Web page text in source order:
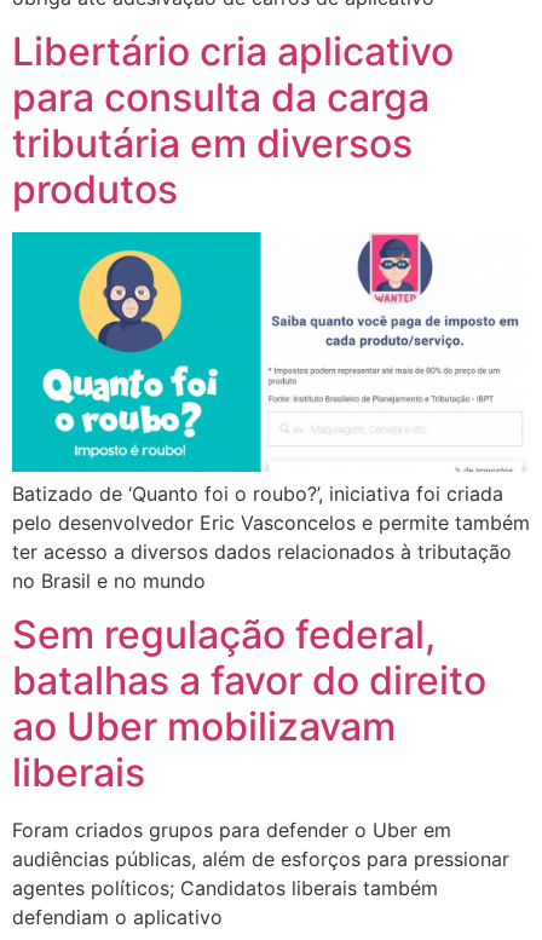
Libertário cria aplicativo
para consulta da carga
tributária em diversos
produtos
Batizado de ‘Quanto foi o roubo?’, iniciativa foi criada
pelo desenvolvedor Eric Vasconcelos e permite também
ter acesso a diversos dados relacionados à tributação
no Brasil e no mundo
Sem regulação federal,
batalhas a favor do direito
ao Uber mobilizavam
liberais
Foram criados grupos para defender o Uber em
audiências públicas, além de esforços para pressionar
agentes políticos; Candidatos liberais também
defendiam o aplicativo